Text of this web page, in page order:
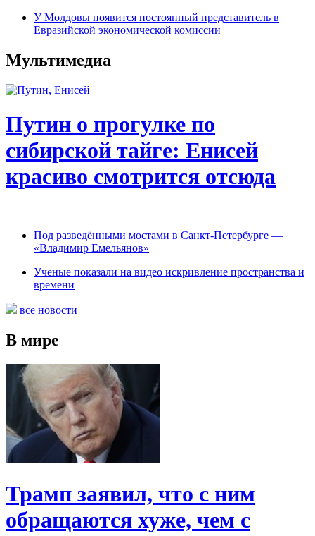
У Молдовы появится постоянный представитель в
Евразийской экономической комиссии
Мультимедиа
Путин о прогулке по
сибирской тайге: Енисей
красиво смотрится отсюда
Под разведёнными мостами в Санкт-Петербурге —
«Владимир Емельянов»
Ученые показали на видео искривление пространства и
времени
все новости
В мире
Трамп заявил, что с ним
обращаются хуже, чем с